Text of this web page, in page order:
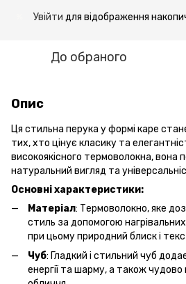
Увійти для відображення
До обраного
Опис
Ця стильна перука у формі каре
тих, хто цінує класику та
високоякісного термоволокна, вона
натуральний вигляд та
Основні характеристики:
Матеріал: Термоволокно, яке
стиль за допомогою
при цьому природний блиск і
Чуб: Гладкий і стильний чуб
енергії та шарму, а також